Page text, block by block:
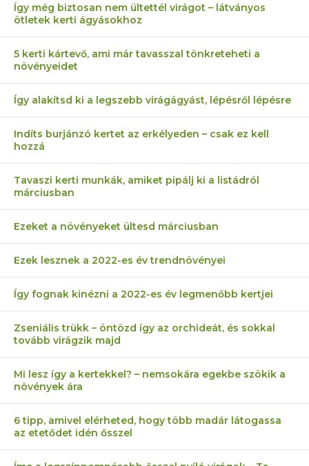
Így még biztosan nem ültettél virágot – látványos
ötletek kerti ágyásokhoz
5 kerti kártevő, ami már tavasszal tönkreteheti a
növényeidet
Így alakítsd ki a legszebb virágágyást, lépésről lépésre
Indíts burjánzó kertet az erkélyeden – csak ez kell
hozzá
Tavaszi kerti munkák, amiket pipálj ki a listádról
márciusban
Ezeket a növényeket ültesd márciusban
Ezek lesznek a 2022-es év trendnövényei
Így fognak kinézni a 2022-es év legmenőbb kertjei
Zseniális trükk – öntözd így az orchideát, és sokkal
tovább virágzik majd
Mi lesz így a kertekkel? – nemsokára egekbe szökik a
növények ára
6 tipp, amivel elérheted, hogy több madár látogassa
az etetődet idén ősszel